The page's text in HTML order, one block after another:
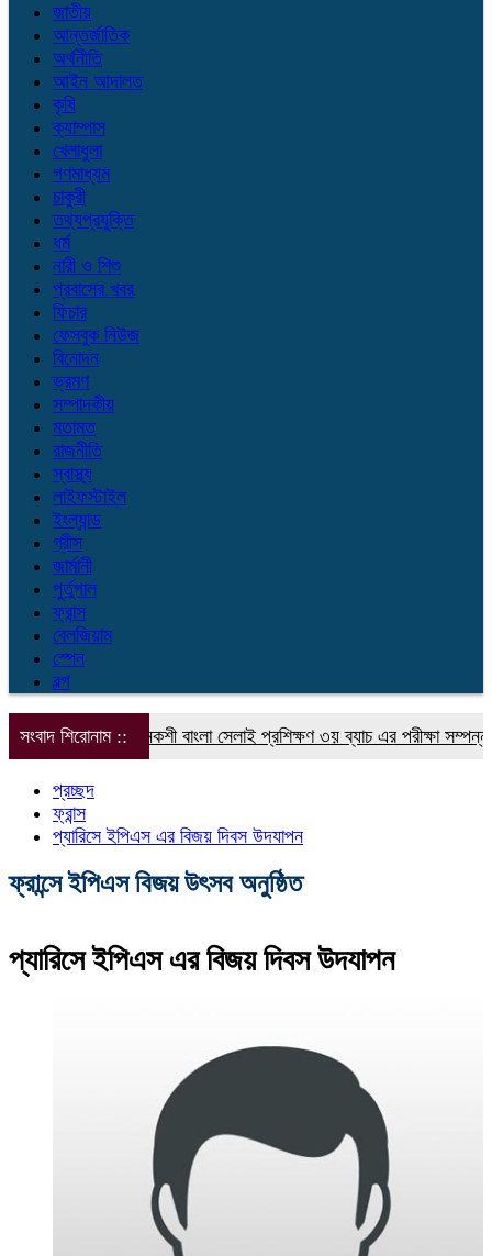
জাতীয়
আন্তর্জাতিক
অর্থনীতি
আইন আদালত
কৃষি
ক্যাম্পাস
খেলাধুলা
গণমাধ্যম
চাকুরী
তথ্যপ্রযুক্তি
ধর্ম
নারী ও শিশু
প্রবাসের খবর
ফিচার
ফেসবুক নিউজ
বিনোদন
ভ্রমণ
সম্পাদকীয়
মতামত
রাজনীতি
স্বাস্থ্য
লাইফস্টাইল
ইংল্যান্ড
গ্রীস
জার্মানী
পুর্তুগাল
ফ্রান্স
বেলজিয়াম
স্পেন
বল্গ
সংবাদ শিরোনাম ::নকশী বাংলা সেলাই প্রশিক্ষণ ৩য় ব্যাচ এর পরীক্ষা সম্পন্ন
প্রচ্ছদ
ফ্রান্স
প্যারিসে ইপিএস এর বিজয় দিবস উদযাপন
ফ্রান্সে ইপিএস বিজয় উৎসব অনুষ্ঠিত
প্যারিসে ইপিএস এর বিজয় দিবস উদযাপন